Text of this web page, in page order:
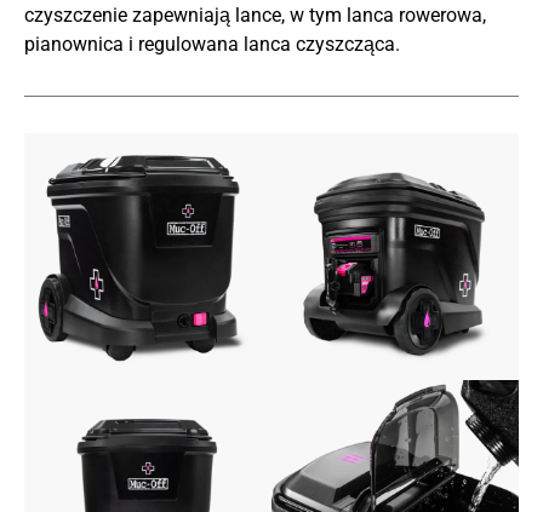
czyszczenie zapewniają lance, w tym lanca rowerowa,
pianownica i regulowana lanca czyszcząca.